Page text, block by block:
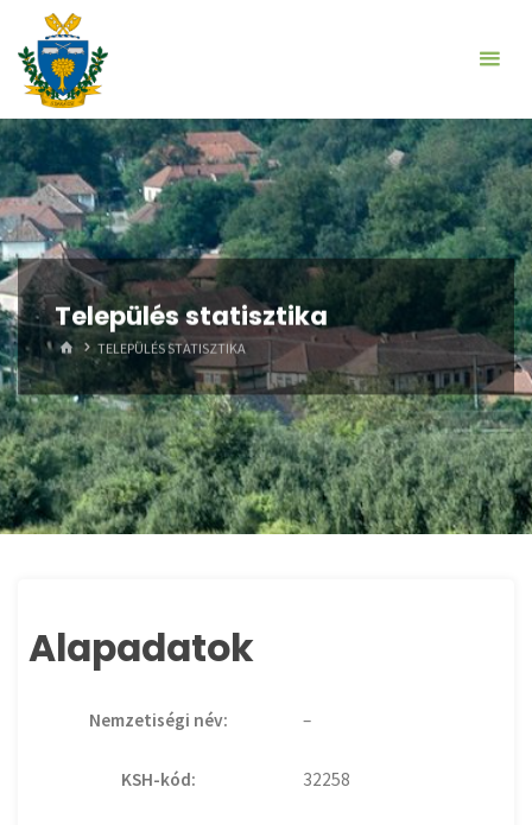
content
Település statisztika
HOMETELEPÜLÉS STATISZTIKA
Alapadatok
Nemzetiségi név: –
KSH-kód: 32258